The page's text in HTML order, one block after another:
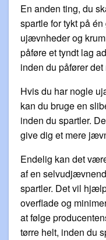
En anden ting, du
spartle for tykt på
ujævnheder og
påføre et tyndt lag
inden du påfører
Hvis du har nogle
kan du bruge en
inden du spartler.
give dig et mere
Endelig kan det
af en
spartler. Det vil
overflade og
at følge
tørre helt, inden du